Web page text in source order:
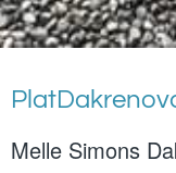
Melle Simons